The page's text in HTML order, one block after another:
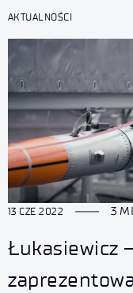
z którego w
i przedsiębiorcy
...
AKTUALNOŚCI
13 CZE 2022 3
Łukasiewicz